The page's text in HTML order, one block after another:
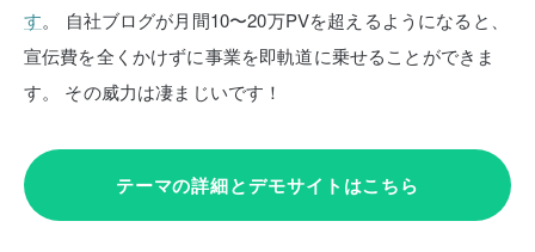
す。
自社ブログが月間10〜20万PVを超えるようになると、
宣伝費を全くかけずに事業を即軌道に乗せることができま
す。
その威力は凄まじいです！
テーマの詳細とデモサイトはこちら